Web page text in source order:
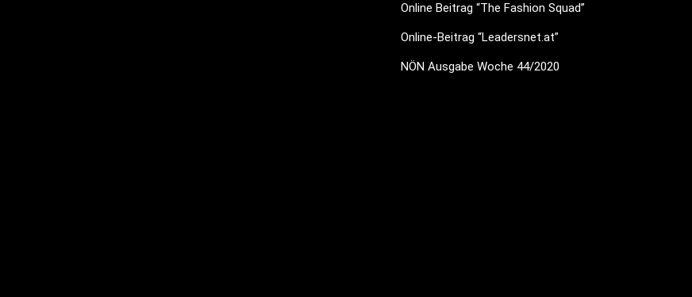
Online Beitrag “The Fashion Squad”
Online-Beitrag “Leadersnet.at”
NÖN Ausgabe Woche 44/2020